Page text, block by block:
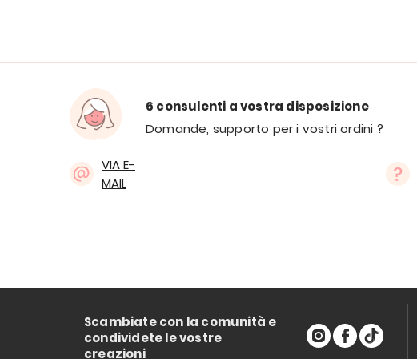
6 consulenti a vostra disposizione
Domande, supporto per i vostri ordini ?
VIA E-
MAIL
Scambiate con la comunità e
condividete le vostre
creazioni